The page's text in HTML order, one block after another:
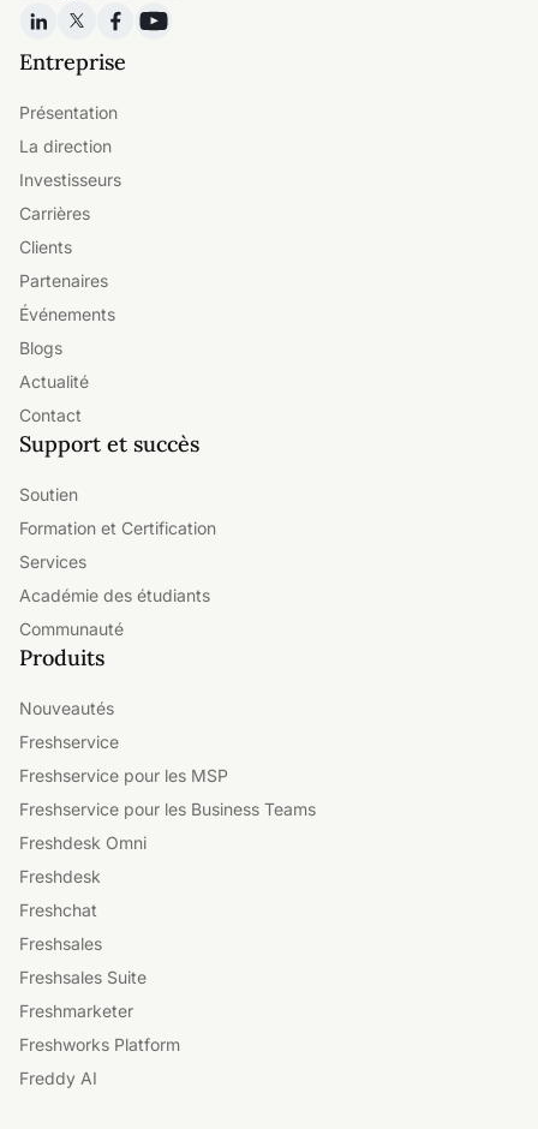
Entreprise
Présentation
La direction
Investisseurs
Carrières
Clients
Partenaires
Événements
Blogs
Actualité
Contact
Support et succès
Soutien
Formation et Certification
Services
Académie des étudiants
Communauté
Produits
Nouveautés
Freshservice
Freshservice pour les MSP
Freshservice pour les Business Teams
Freshdesk Omni
Freshdesk
Freshchat
Freshsales
Freshsales Suite
Freshmarketer
Freshworks Platform
Freddy AI